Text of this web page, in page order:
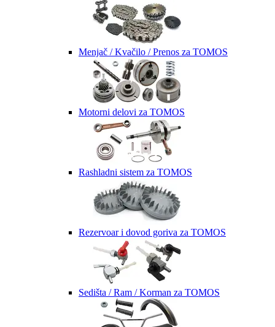
Menjač / Kvačilo / Prenos za TOMOS
Motorni delovi za TOMOS
Rashladni sistem za TOMOS
Rezervoar i dovod goriva za TOMOS
Sedišta / Ram / Korman za TOMOS